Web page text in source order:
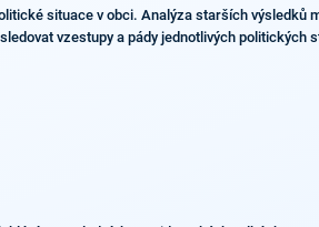
situace v obci. Analýza starších výsledků
vzestupy a pády jednotlivých politických